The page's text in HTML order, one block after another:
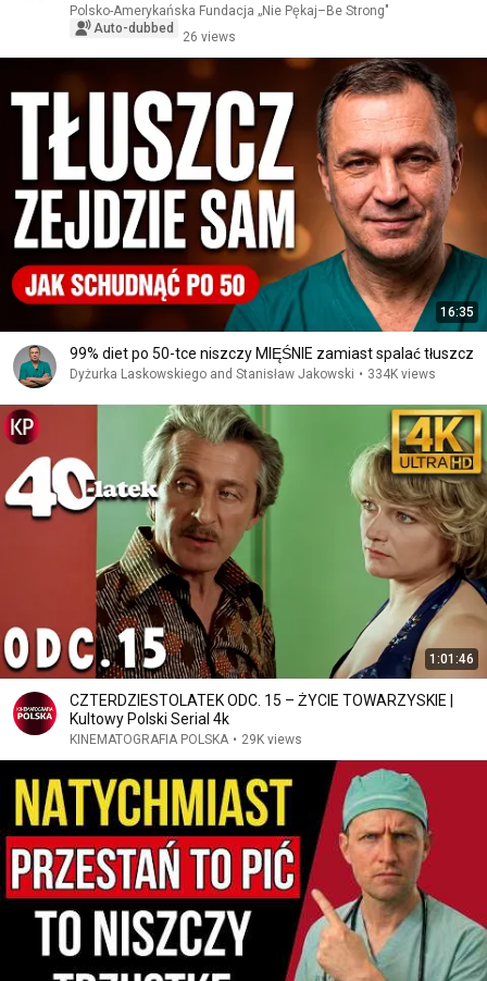
Polsko-Amerykańska Fundacja „Nie Pękaj–Be Strong"
Auto-dubbed
26 views
16:35
99% diet po 50-tce niszczy MIĘŚNIE zamiast spalać tłuszcz
Dyżurka Laskowskiego and Stanisław Jakowski • 334K views
1:01:46
CZTERDZIESTOLATEK ODC. 15 – ŻYCIE TOWARZYSKIE |
Kultowy Polski Serial 4k
KINEMATOGRAFIA POLSKA • 29K views